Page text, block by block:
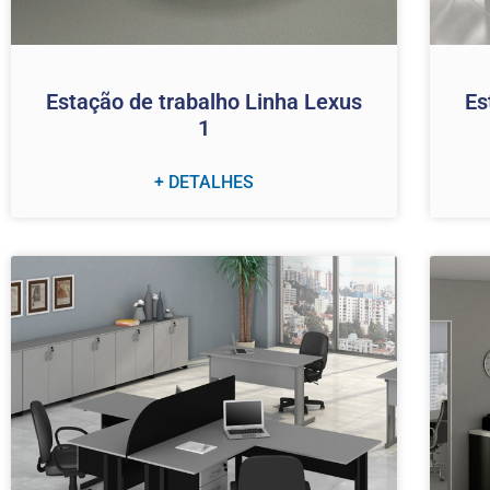
Estação de trabalho Linha Lexus
1
+ DETALHES